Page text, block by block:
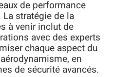
de performance
stratégie de la
à venir inclut de
avec des experts
chaque aspect du
en
de sécurité avancés.